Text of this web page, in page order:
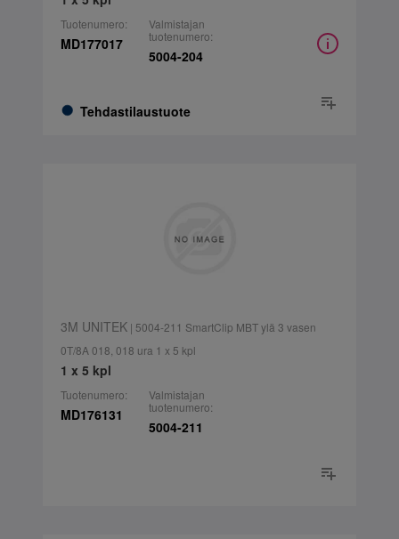
Tuotenumero:
MD177017
Tehdastilaustuote
Valmistajan
tuotenumero:
5004-204
3M UNITEK| 5004-211 SmartClip MBT ylä 3 vasen
0T/8A 018, 018 ura 1 x 5 kpl
1 x 5 kpl
Tuotenumero:
MD176131
Valmistajan
tuotenumero:
5004-211